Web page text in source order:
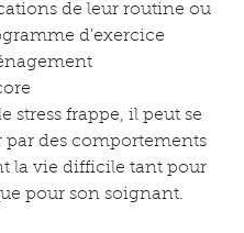
de leur routine ou
d'exercice
stress frappe, il peut se
par des comportements
la vie difficile tant pour
pour son soignant.